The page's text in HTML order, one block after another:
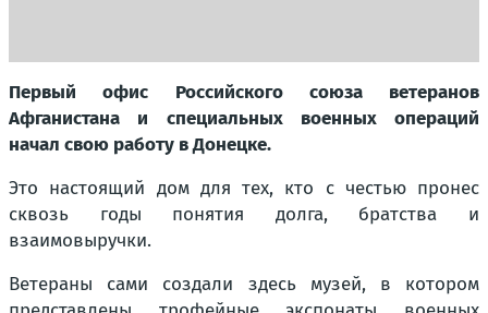
Первый офис Российского союза ветеранов
Афганистана и специальных военных операций
начал свою работу в Донецке.
Это настоящий дом для тех, кто с честью пронес
сквозь годы понятия долга, братства и
взаимовыручки.
Ветераны сами создали здесь музей, в котором